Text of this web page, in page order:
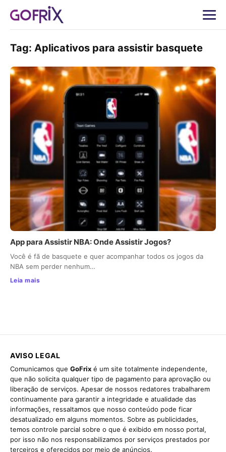
Tag: Aplicativos para assistir basquete
App para Assistir NBA: Onde Assistir Jogos?
Você é fã de basquete e quer acompanhar todos os jogos da
NBA sem perder nenhum…
Leia mais
AVISO LEGAL
Comunicamos que GoFrix é um site totalmente independente,
que não solicita qualquer tipo de pagamento para aprovação ou
liberação de serviços. Apesar de nossos redatores trabalharem
continuamente para garantir a integridade e atualidade das
informações, ressaltamos que nosso conteúdo pode ficar
desatualizado em alguns momentos. Sobre as publicidades,
temos controle parcial sobre o que é exibido em nosso portal,
por isso não nos responsabilizamos por serviços prestados por
terceiros e oferecidos por meio de anúncios.